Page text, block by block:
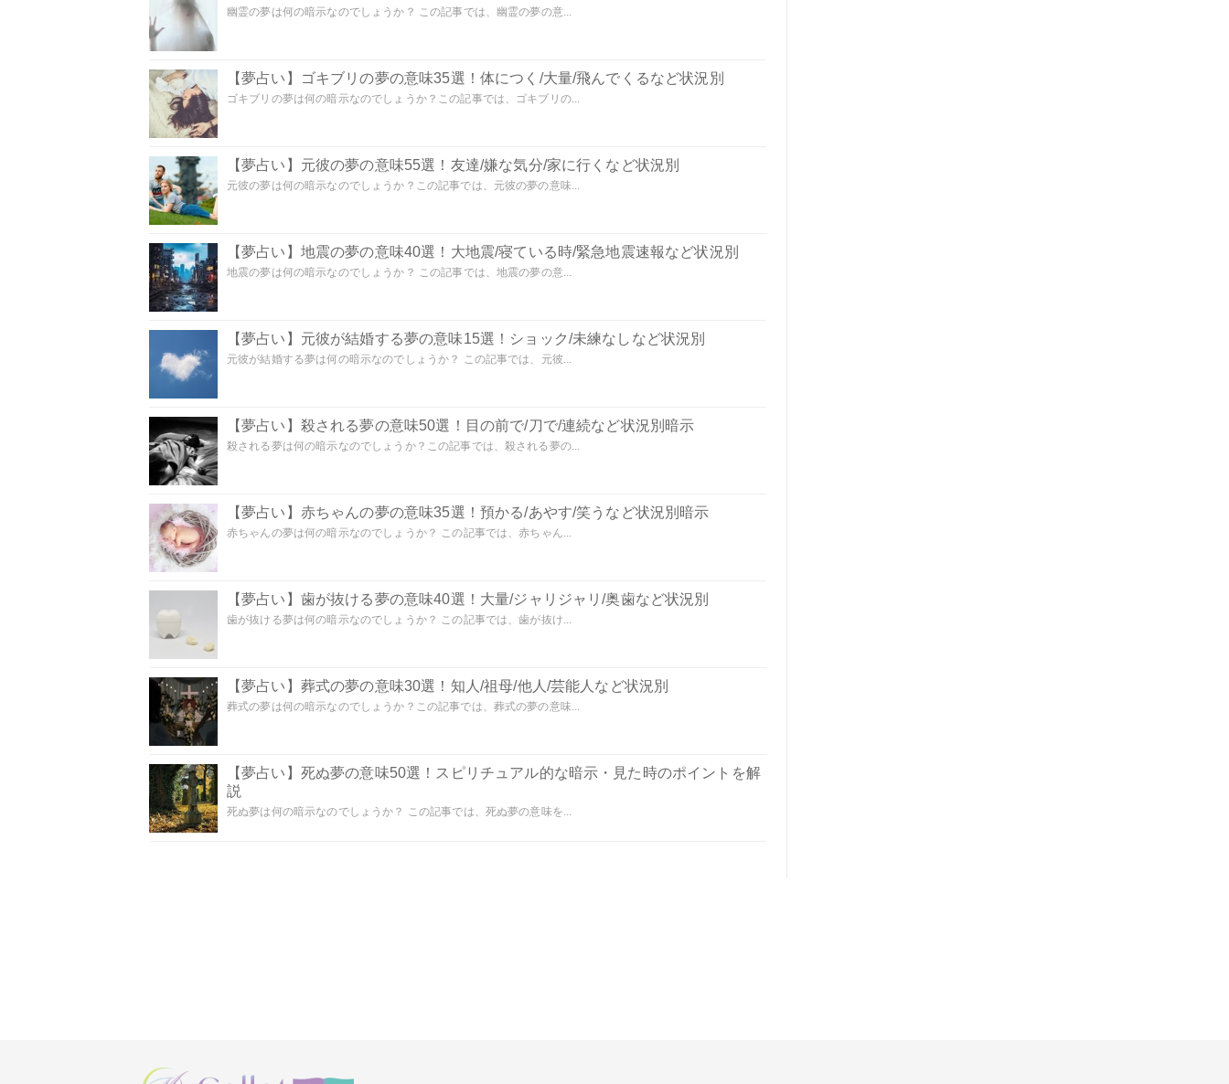
幽霊の夢は何の暗示なのでしょうか？ この記事では、幽霊の夢の意...
【夢占い】ゴキブリの夢の意味35選！体につく/大量/飛んでくるなど状況別
ゴキブリの夢は何の暗示なのでしょうか？この記事では、ゴキブリの...
【夢占い】元彼の夢の意味55選！友達/嫌な気分/家に行くなど状況別
元彼の夢は何の暗示なのでしょうか？この記事では、元彼の夢の意味...
【夢占い】地震の夢の意味40選！大地震/寝ている時/緊急地震速報など状況別
地震の夢は何の暗示なのでしょうか？ この記事では、地震の夢の意...
【夢占い】元彼が結婚する夢の意味15選！ショック/未練なしなど状況別
元彼が結婚する夢は何の暗示なのでしょうか？ この記事では、元彼...
【夢占い】殺される夢の意味50選！目の前で/刀で/連続など状況別暗示
殺される夢は何の暗示なのでしょうか？この記事では、殺される夢の...
【夢占い】赤ちゃんの夢の意味35選！預かる/あやす/笑うなど状況別暗示
赤ちゃんの夢は何の暗示なのでしょうか？ この記事では、赤ちゃん...
【夢占い】歯が抜ける夢の意味40選！大量/ジャリジャリ/奥歯など状況別
歯が抜ける夢は何の暗示なのでしょうか？ この記事では、歯が抜け...
【夢占い】葬式の夢の意味30選！知人/祖母/他人/芸能人など状況別
葬式の夢は何の暗示なのでしょうか？この記事では、葬式の夢の意味...
【夢占い】死ぬ夢の意味50選！スピリチュアル的な暗示・見た時のポイントを解
説
死ぬ夢は何の暗示なのでしょうか？ この記事では、死ぬ夢の意味を...